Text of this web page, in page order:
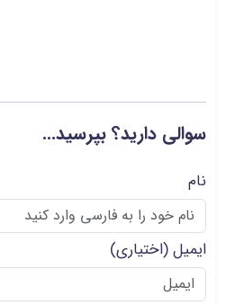
سوالی دارید؟ بپرسید...
نام
ایمیل(اختیاری)